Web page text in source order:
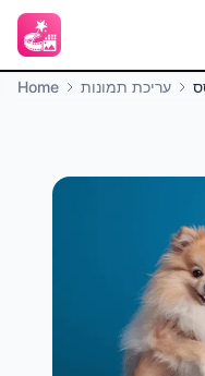
Home עריכת תמונות